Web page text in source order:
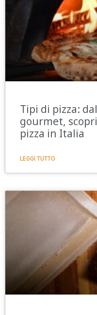
Tipi di pizza:
gourmet,
pizza in Italia
LEGGI TUTTO